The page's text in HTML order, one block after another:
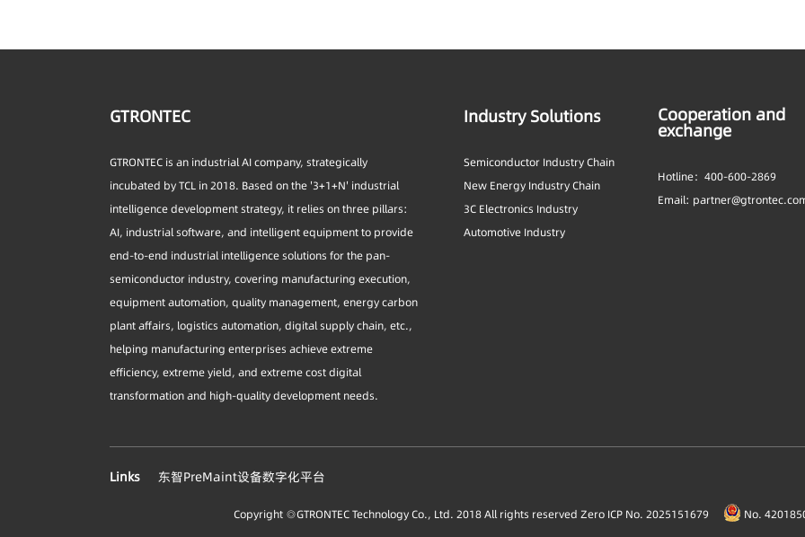
GTRONTEC
GTRONTEC is an industrial AI company, strategically
incubated by TCL in 2018. Based on the '3+1+N' industrial
intelligence development strategy, it relies on three pillars:
AI, industrial software, and intelligent equipment to provide
end-to-end industrial intelligence solutions for the pan-
semiconductor industry, covering manufacturing execution,
equipment automation, quality management, energy carbon
plant affairs, logistics automation, digital supply chain, etc.,
helping manufacturing enterprises achieve extreme
efficiency, extreme yield, and extreme cost digital
transformation and high-quality development needs.
Industry Solutions
Semiconductor Industry Chain
New Energy Industry Chain
3C Electronics Industry
Automotive Industry
Cooperation and
exchange
Hotline：400-600-2869
Email:
Links 东智PreMaint设备数字化平台
Copyright ◎GTRONTEC Technology Co., Ltd. 2018 All rights reserved Zero ICP No. 2025151679 No.